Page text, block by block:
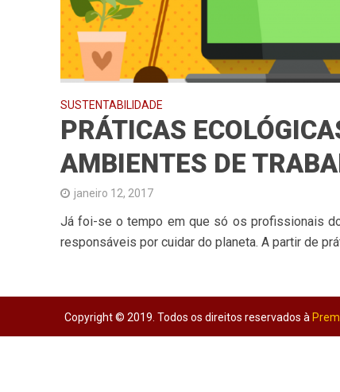
SUSTENTABILIDADE
PRÁTICAS
AMBIENTES DE
janeiro 12, 2017
Já foi-se o tempo em que só os profissionais
responsáveis por cuidar do planeta. A partir de
Copyright © 2019. Todos os direitos reservados à